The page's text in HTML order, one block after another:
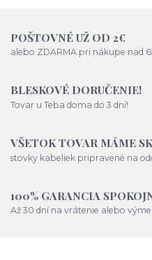
POŠTOVNÉ UŽ OD 2€
alebo ZDARMA pri nákupe nad
BLESKOVÉ DORUČENIE!
Tovar u Teba doma do 3 dní!
VŠETOK TOVAR MÁME
stovky kabeliek pripravené na
100% GARANCIA
Až 30 dní na vrátenie alebo